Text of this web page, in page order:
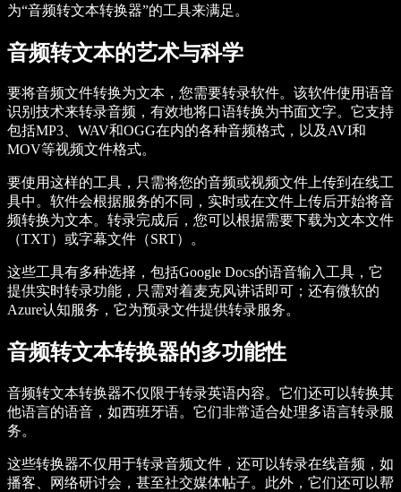
为“音频转文本转换器”的工具来满足。
音频转文本的艺术与科学
要将音频文件转换为文本，您需要转录软件。该软件使用语音
识别技术来转录音频，有效地将口语转换为书面文字。它支持
包括MP3、WAV和OGG在内的各种音频格式，以及AVI和
MOV等视频文件格式。
要使用这样的工具，只需将您的音频或视频文件上传到在线工
具中。软件会根据服务的不同，实时或在文件上传后开始将音
频转换为文本。转录完成后，您可以根据需要下载为文本文件
（TXT）或字幕文件（SRT）。
这些工具有多种选择，包括Google Docs的语音输入工具，它
提供实时转录功能，只需对着麦克风讲话即可；还有微软的
Azure认知服务，它为预录文件提供转录服务。
音频转文本转换器的多功能性
音频转文本转换器不仅限于转录英语内容。它们还可以转换其
他语言的语音，如西班牙语。它们非常适合处理多语言转录服
务。
这些转换器不仅用于转录音频文件，还可以转录在线音频，如
播客、网络研讨会，甚至社交媒体帖子。此外，它们还可以帮